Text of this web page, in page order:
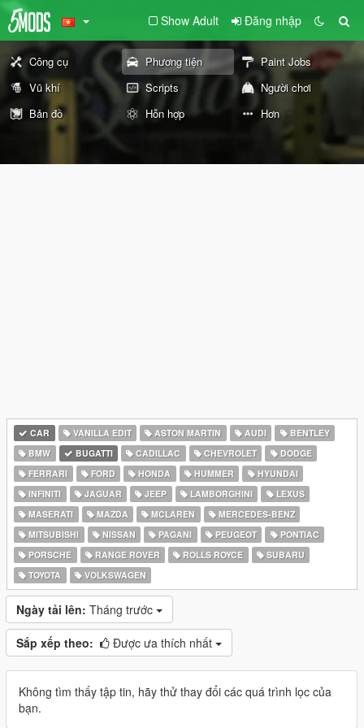
Show Adult Đăng nhập
Công cụ Phương tiện
Paint Jobs
Vũ khí
Scripts
Người chơi
Bản đồ
Hỗn hợp Hơn
CAR VANILLA EDIT ASTON MARTIN AUDI
BENTLEY
BMW
BUGATTI CADILLAC CHEVROLET
DODGE
FERRARI
FORD HONDA HUMMER
HYUNDAI
INFINITI
JAGUAR JEEP LAMBORGHINI
LEXUS
MASERATI
MAZDA MCLAREN
MERCEDES-BENZ
MITSUBISHI
NISSAN PAGANI PEUGEOT
PONTIAC
PORSCHE
RANGE ROVER ROLLS ROYCE
SUBARU
TOYOTA
VOLKSWAGEN
Ngày tải lên: Tháng trước
Sắp xếp theo: Được ưa thích nhất
Không tìm thấy tập tin, hãy thử thay đổi các quá trình lọc của
bạn.